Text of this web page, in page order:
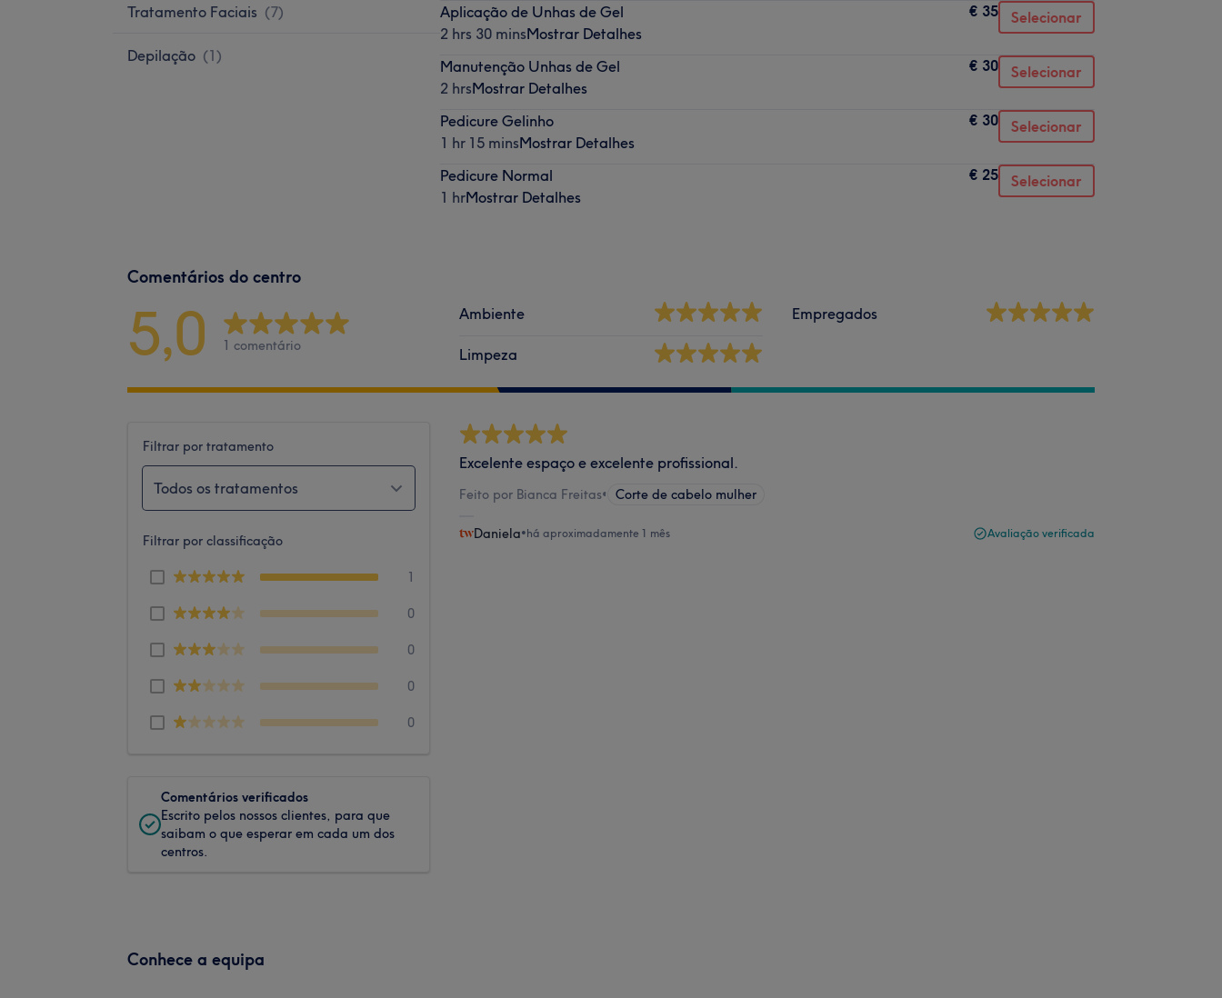
Tratamento Faciais (7)
Depilação (1)
Aplicação de Unhas de Gel
2 hrs 30 minsMostrar Detalhes
€ 35 Selecionar
Manutenção Unhas de Gel
2 hrsMostrar Detalhes
€ 30 Selecionar
Pedicure Gelinho
1 hr 15 minsMostrar Detalhes
€ 30 Selecionar
Pedicure Normal
1 hrMostrar Detalhes
€ 25 Selecionar
Comentários do centro
5,0 1 comentário
Ambiente
Limpeza
Empregados
Filtrar por tratamento
Todos os tratamentos
Filtrar por classificação
1
0
0
0
0
Comentários verificados
Escrito pelos nossos clientes, para que
saibam o que esperar em cada um dos
centros.
Excelente espaço e excelente profissional.
Feito por Bianca Freitas• Corte de cabelo mulher
Daniela•há aproximadamente 1 mês Avaliação verificada
Conhece a equipa